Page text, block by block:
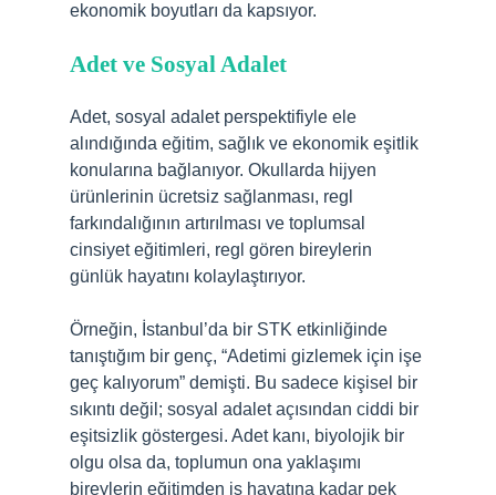
ekonomik boyutları da kapsıyor.
Adet ve Sosyal Adalet
Adet, sosyal adalet perspektifiyle ele
alındığında eğitim, sağlık ve ekonomik eşitlik
konularına bağlanıyor. Okullarda hijyen
ürünlerinin ücretsiz sağlanması, regl
farkındalığının artırılması ve toplumsal
cinsiyet eğitimleri, regl gören bireylerin
günlük hayatını kolaylaştırıyor.
Örneğin, İstanbul’da bir STK etkinliğinde
tanıştığım bir genç, “Adetimi gizlemek için işe
geç kalıyorum” demişti. Bu sadece kişisel bir
sıkıntı değil; sosyal adalet açısından ciddi bir
eşitsizlik göstergesi. Adet kanı, biyolojik bir
olgu olsa da, toplumun ona yaklaşımı
bireylerin eğitimden iş hayatına kadar pek